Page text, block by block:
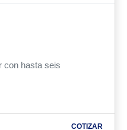
con hasta seis
COTIZAR